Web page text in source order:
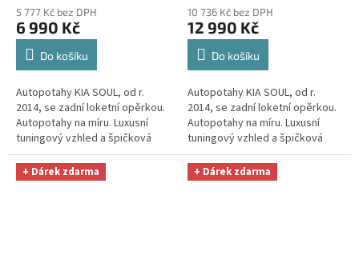
úklid Smart Microfiber
zdarma v hodnotě 329,-Kč
5 777 Kč bez DPH
6 990 Kč
Do košíku
Autopotahy KIA SOUL, od r.
2014, se zadní loketní opěrkou.
Autopotahy na míru. Luxusní
tuningový vzhled a špičková
ochrana čalounění. Profesionální
čalounické zpracování....
úklid Smart Microfiber
zdarma v hodnotě 329,-Kč
10 736 Kč bez DPH
12 990 Kč
Do košíku
Autopotahy KIA SOUL, od r.
2014, se zadní loketní opěrkou.
Autopotahy na míru. Luxusní
tuningový vzhled a špičková
ochrana čalounění. Profesionální
čalounické zpracování....
+ Dárek zdarma + Dárek zdarma